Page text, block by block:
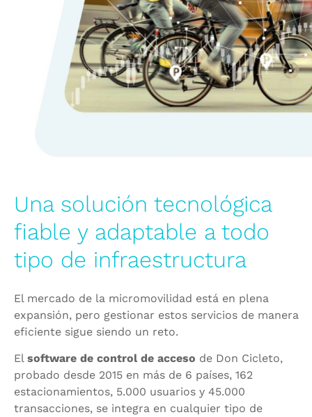
Una solución tecnológica
fiable y adaptable a todo
tipo de infraestructura
El mercado de la micromovilidad está en plena
expansión, pero gestionar estos servicios de manera
eficiente sigue siendo un reto.
El software de control de acceso de Don Cicleto,
probado desde 2015 en más de 6 países, 162
estacionamientos, 5.000 usuarios y 45.000
transacciones, se integra en cualquier tipo de